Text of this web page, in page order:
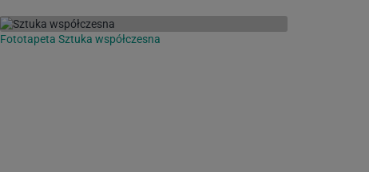
Fototapeta Sztuka współczesna